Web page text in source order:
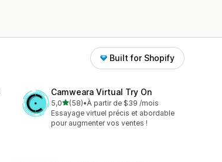
Built for Shopify
Camweara Virtual Try On
5,0étoile(s) sur 5
(58)
58 avis au total
•À partir de $39 /mois
Essayage virtuel précis et abordable
pour augmenter vos ventes !